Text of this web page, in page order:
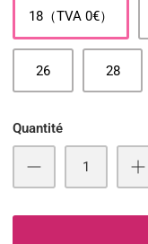
18（TVA 0€）
26 28
Quantité